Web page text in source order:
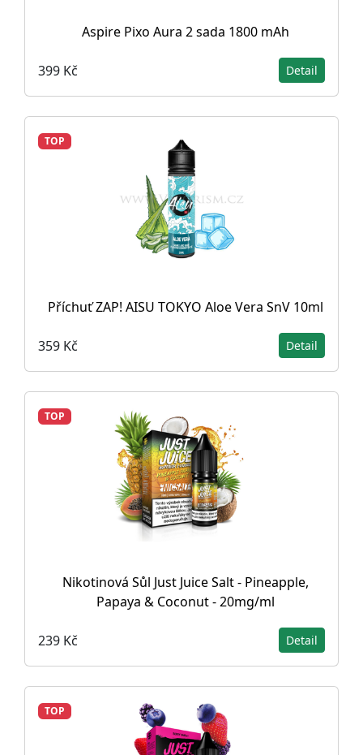
Aspire Pixo Aura 2 sada 1800 mAh
399 Kč Detail
TOP
Příchuť ZAP! AISU TOKYO Aloe Vera SnV 10ml
359 Kč Detail
TOP
Nikotinová Sůl Just Juice Salt - Pineapple,
Papaya & Coconut - 20mg/ml
239 Kč Detail
TOP